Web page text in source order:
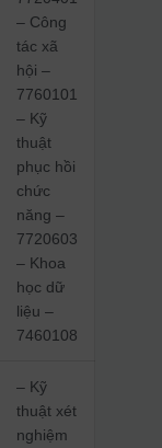
– Công
tác xã
hội –
7760101
– Kỹ
thuật
phục hồi
chức
năng –
7720603
– Khoa
học dữ
liệu –
7460108
– Kỹ
thuật xét
nghiệm